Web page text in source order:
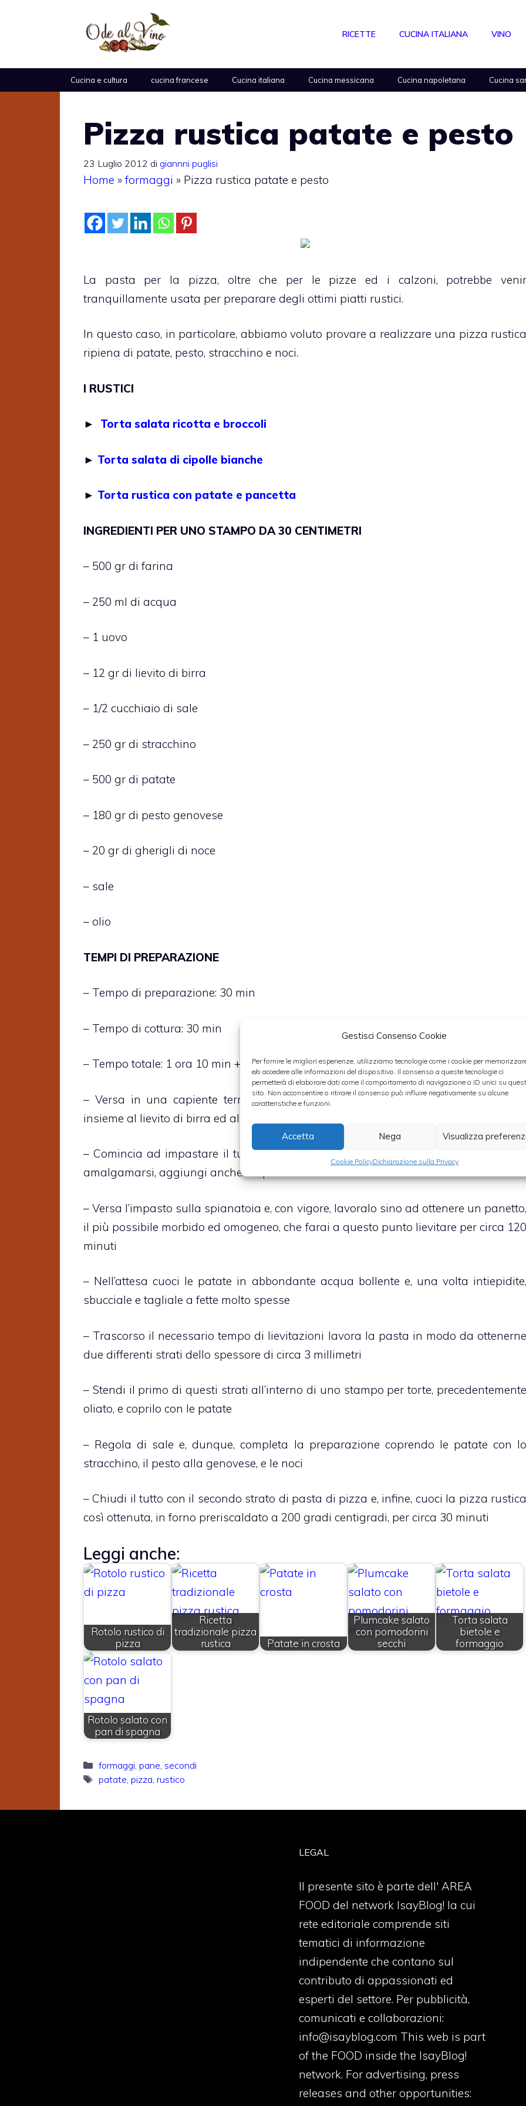
Gestisci Consenso Cookie
Per fornire le migliori esperienze, utilizziamo tecnologie come i cookie per
e/o accedere alle informazioni del dispositivo. Il consenso a queste tecnologie ci
permetterà di elaborare dati come il comportamento di navigazione o ID unici su
sito. Non acconsentire o ritirare il consenso può influire negativamente su alcune
caratteristiche e funzioni.
Accetta Nega Visualizza
Cookie PolicyDichiarazione sulla Privacy
RICETTE CUCINA ITALIANA VINO
Cucina e cultura cucina francese Cucina italiana Cucina messicana Cucina napoletana Cucina
Pizza rustica patate e pesto
23 Luglio 2012 di giannni puglisi
Home » formaggi » Pizza rustica patate e pesto
La pasta per la pizza, oltre che per le pizze ed i calzoni, potrebbe venir
tranquillamente usata per preparare degli ottimi piatti rustici.
In questo caso, in particolare, abbiamo voluto provare a realizzare una pizza rustica
ripiena di patate, pesto, stracchino e noci.
I RUSTICI
► Torta salata ricotta e broccoli
► Torta salata di cipolle bianche
► Torta rustica con patate e pancetta
INGREDIENTI PER UNO STAMPO DA 30 CENTIMETRI
– 500 gr di farina
– 250 ml di acqua
– 1 uovo
– 12 gr di lievito di birra
– 1/2 cucchiaio di sale
– 250 gr di stracchino
– 500 gr di patate
– 180 gr di pesto genovese
– 20 gr di gherigli di noce
– sale
– olio
TEMPI DI PREPARAZIONE
– Tempo di preparazione: 30 min
– Tempo di cottura: 30 min
– Tempo totale: 1 ora 10 min + 2 ore di lievitazione
– Versa in una capiente terrina la farina, precedentemente setacciata finemente,
insieme al lievito di birra ed all’acqua, calda ma non bollente
– Comincia ad impastare il tutto e, non appena farina ed acqua cominceranno ad
amalgamarsi, aggiungi anche un pizzico di sale ed un uovo
– Versa l’impasto sulla spianatoia e, con vigore, lavoralo sino ad ottenere un panetto,
il più possibile morbido ed omogeneo, che farai a questo punto lievitare per circa 120
minuti
– Nell’attesa cuoci le patate in abbondante acqua bollente e, una volta intiepidite,
sbucciale e tagliale a fette molto spesse
– Trascorso il necessario tempo di lievitazioni lavora la pasta in modo da ottenerne
due differenti strati dello spessore di circa 3 millimetri
– Stendi il primo di questi strati all’interno di uno stampo per torte, precedentemente
oliato, e coprilo con le patate
– Regola di sale e, dunque, completa la preparazione coprendo le patate con lo
stracchino, il pesto alla genovese, e le noci
– Chiudi il tutto con il secondo strato di pasta di pizza e, infine, cuoci la pizza rustica
così ottenuta, in forno preriscaldato a 200 gradi centigradi, per circa 30 minuti
Leggi anche:
Rotolo rustico di
pizza
Ricetta
tradizionale pizza
rustica
Patate in crosta
Plumcake salato
con pomodorini
secchi
Torta salata
bietole e
formaggio
Rotolo salato con
pan di spagna
Categorie
formaggi pane secondi
Tag
patate pizza rustico
LEGAL
Il presente sito è parte dell' AREA
FOOD del network IsayBlog! la cui
rete editoriale comprende siti
tematici di informazione
indipendente che contano sul
contributo di appassionati ed
esperti del settore. Per pubblicità,
comunicati e collaborazioni:
info@isayblog.com This web is part
of the FOOD inside the IsayBlog!
network. For advertising, press
releases and other opportunities: